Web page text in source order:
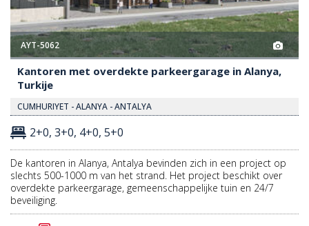
AYT-5062
Kantoren met overdekte parkeergarage in Alanya,
Turkije
CUMHURIYET - ALANYA - ANTALYA
2+0, 3+0, 4+0, 5+0
De kantoren in Alanya, Antalya bevinden zich in een project op
slechts 500-1000 m van het strand. Het project beschikt over
overdekte parkeergarage, gemeenschappelijke tuin en 24/7
beveiliging.